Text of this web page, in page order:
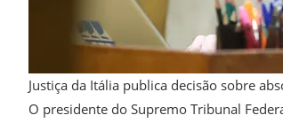
Justiça da Itália publica decisão sobre
O presidente do Supremo Tribunal